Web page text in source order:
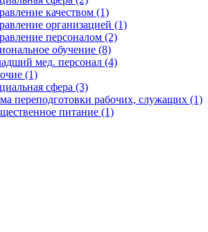
качеством (1)
организацией (1)
персоналом (2)
обучение (8)
мед. персонал (4)
(1)
сфера (3)
переподготовки рабочих, служащих (1)
питание (1)